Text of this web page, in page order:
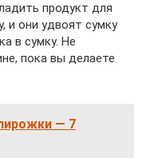
продукт для
и они удвоят сумку
в сумку. Не
пока вы делаете
— 7